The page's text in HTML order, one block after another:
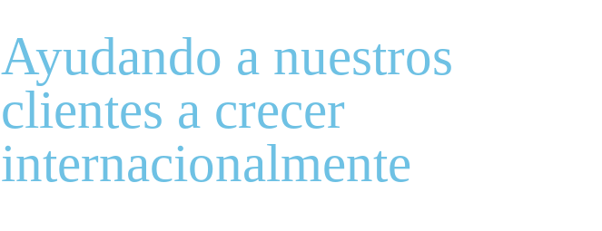
Ayudando a nuestros
clientes a crecer
internacionalmente